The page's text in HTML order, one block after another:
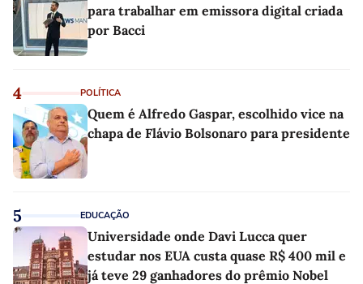
para trabalhar em emissora digital criada
por Bacci
4 POLÍTICA
Quem é Alfredo Gaspar, escolhido vice na
chapa de Flávio Bolsonaro para presidente
5 EDUCAÇÃO
Universidade onde Davi Lucca quer
estudar nos EUA custa quase R$ 400 mil e
já teve 29 ganhadores do prêmio Nobel